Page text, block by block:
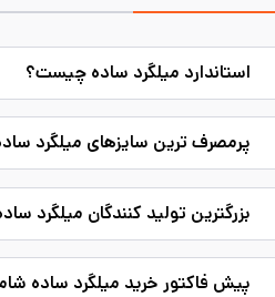
استاندارد میلگرد ساده چیست؟
پرمصرف ترین سایزهای میلگرد
بزرگترین تولید کنندگان میلگرد
پیش فاکتور خرید میلگرد ساده